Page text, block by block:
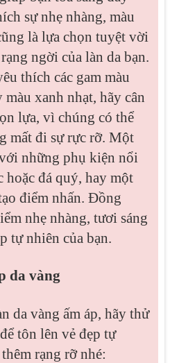
sự nhẹ nhàng, màu
là lựa chọn tuyệt vời
ngời của làn da bạn.
thích các gam màu
màu xanh nhạt, hãy cân
lựa, vì chúng có thể
mất đi sự rực rỡ. Một
những phụ kiện nổi
hoặc đá quý, hay một
điểm nhấn. Đồng
nhẹ nhàng, tươi sáng
tự nhiên của bạn.
da vàng
da vàng ấm áp, hãy thử
tôn lên vẻ đẹp tự
rạng rỡ nhé: